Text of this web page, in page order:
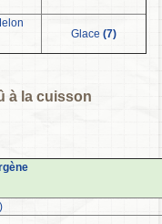
Glace(7)
à la cuisson